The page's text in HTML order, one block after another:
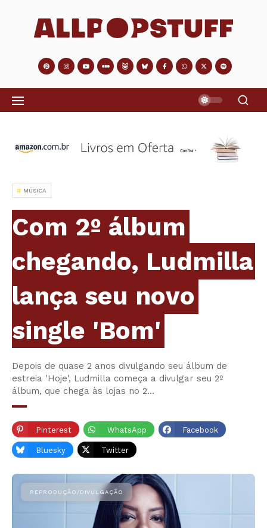
MÚSICA
Com 2º álbum
chegando, Ludmilla
lança seu novo
single 'Bom'
Depois de quase 2 anos divulgando seu álbum de
estreia 'Hoje', Ludmilla começa a divulgar seu 2º
álbum, que chega às lojas no 2…
Pinterest WhatsApp Facebook
Bluesky Twitter